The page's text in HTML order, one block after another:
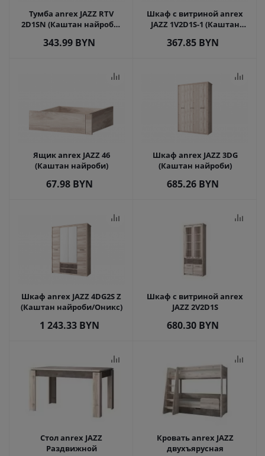
Тумба anrex JAZZ RTV
2D1SN (Каштан найроби/
343.99 BYN
Шкаф с витриной anrex
JAZZ 1V2D1S-1 (Каштан
367.85 BYN
Ящик anrex JAZZ 46
(Каштан найроби)
67.98BYN
Шкаф anrex JAZZ 3DG
(Каштан найроби)
685.26 BYN
Шкаф anrex JAZZ 4DG2S Z
(Каштан найроби/Оникс)
1 243.33BYN
Шкаф с витриной anrex
JAZZ 2V2D1S
680.30 BYN
Стол anrex JAZZ
Раздвижной
Кровать anrex JAZZ
двухъярусная